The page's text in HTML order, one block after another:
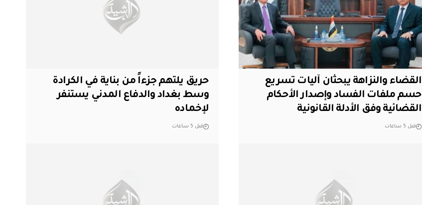
القضاء والنزاهة يبحثان آليات تسريع
حسم ملفات الفساد وإصدار الأحكام
القضائية وفق الأدلة القانونية
قبل 5 ساعات
حريق يلتهم جزءاً من بناية في الكرادة
وسط بغداد والدفاع المدني يستنفر
لإخماده
قبل 5 ساعات